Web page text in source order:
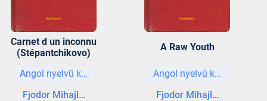
Carnet d un inconnu
(Stépantchikovo)
Angol nyelvű könyvek
Fjodor Mihajlovics Dosztojevszkij
A Raw Youth
Angol nyelvű könyvek
Fjodor Mihajlovics